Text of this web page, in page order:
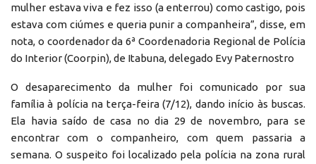
mulher estava viva e fez isso (a enterrou) como castigo, pois
estava com ciúmes e queria punir a companheira”, disse, em
nota, o coordenador da 6ª Coordenadoria Regional de Polícia
do Interior (Coorpin), de Itabuna, delegado Evy Paternostro
O desaparecimento da mulher foi comunicado por sua
família à polícia na terça-feira (7/12), dando início às buscas.
Ela havia saído de casa no dia 29 de novembro, para se
encontrar com o companheiro, com quem passaria a
semana. O suspeito foi localizado pela polícia na zona rural